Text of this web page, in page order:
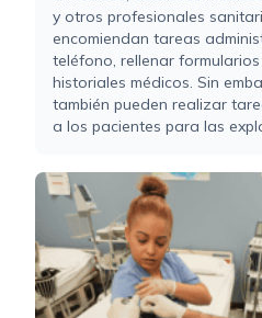
y otros profesionales
encomiendan tareas
teléfono, rellenar
historiales médicos. Sin
también pueden realizar
a los pacientes para las